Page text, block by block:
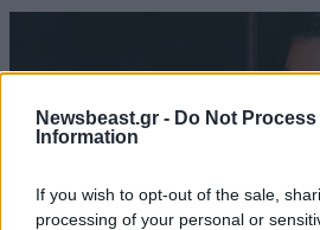
Newsbeast.gr - Do Not Process
Information
If you wish to opt-out of the sale,
processing of your personal or